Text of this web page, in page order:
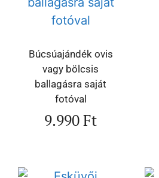
Búcsúajándék ovis
vagy bölcsis
ballagásra saját
fotóval
9.990Ft